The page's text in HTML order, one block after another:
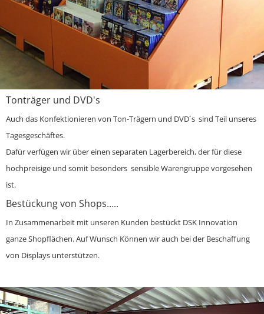
Tonträger und DVD's
Auch das Konfektionieren von Ton-Trägern und DVD´s sind Teil unseres
Tagesgeschäftes.
Dafür verfügen wir über einen separaten Lagerbereich, der für diese
hochpreisige und somit besonders sensible Warengruppe vorgesehen
ist.
Bestückung von Shops…..
In Zusammenarbeit mit unseren Kunden bestückt DSK Innovation
ganze Shopflächen. Auf Wunsch Können wir auch bei der Beschaffung
von Displays unterstützen.